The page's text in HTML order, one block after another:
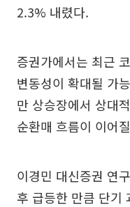
2.3% 내렸다.
증권가에서는 최근
변동성이 확대될 가
만 상승장에서 상대
순환매 흐름이 이어
이경민 대신증권 연
후 급등한 만큼 단기